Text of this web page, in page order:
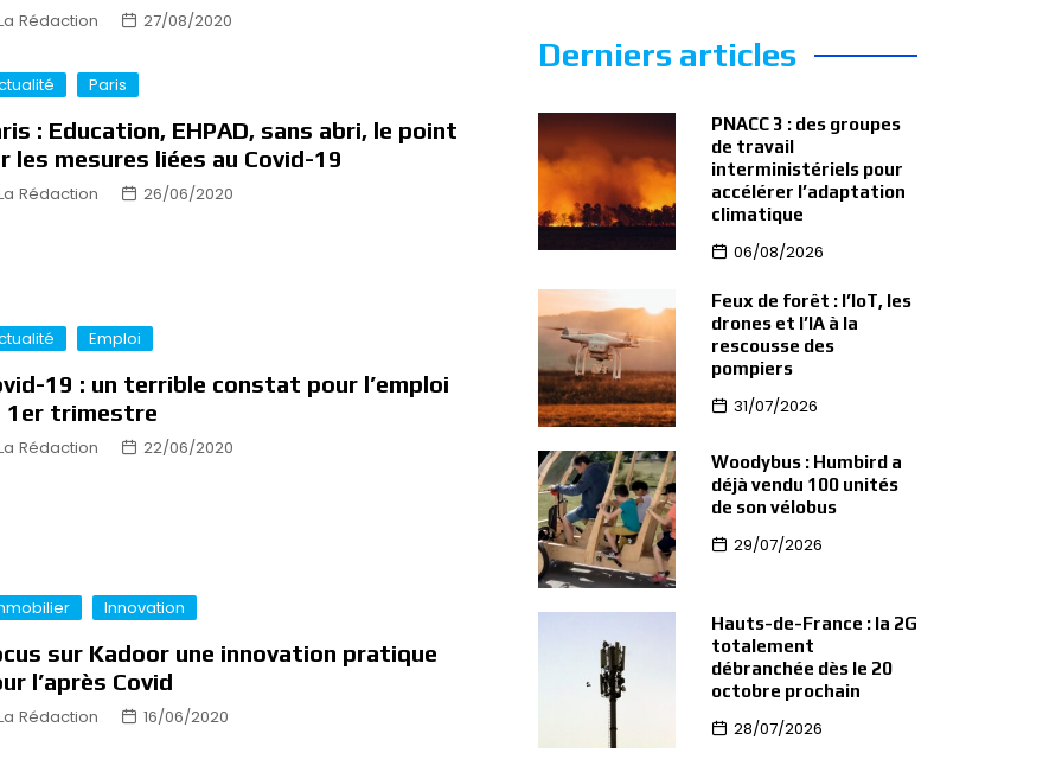
Rédaction 27/08/2020
Paris
: Education, EHPAD, sans abri, le point
les mesures liées au Covid-19
Rédaction 26/06/2020
Emploi
19 : un terrible constat pour l’emploi
1er trimestre
Rédaction 22/06/2020
Innovation
sur Kadoor une innovation pratique
l’après Covid
Rédaction 16/06/2020
Derniers articles
PNACC 3 : des groupes
de travail
interministériels pour
accélérer l’adaptation
climatique
06/08/2026
Feux de forêt : l’IoT, les
drones et l’IA à la
rescousse des
pompiers
31/07/2026
Woodybus : Humbird a
déjà vendu 100 unités
de son vélobus
29/07/2026
Hauts-de-France : la 2G
totalement
débranchée dès le 20
octobre prochain
28/07/2026